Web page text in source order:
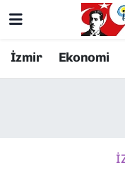
İzmir Ekonomi
Resmi İlanlar
Konak Nöbetçi
Süper Lig